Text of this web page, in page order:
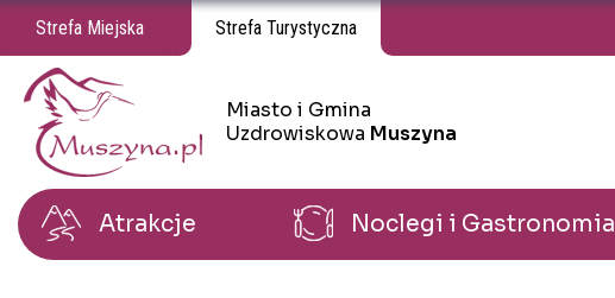
Strefa Miejska Strefa Turystyczna
Miasto i Gmina Uzdrowiskowa Muszyna
Miasto i Gmina
Uzdrowiskowa Muszyna
Miasto i Gmina Uzdrowiskowa Muszyna
Atrakcje Noclegi i Gastronomia